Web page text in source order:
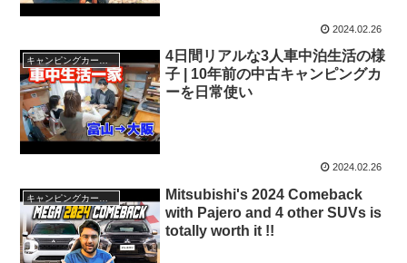
2024.02.26
4日間リアルな3人車中泊生活の様
子 | 10年前の中古キャンピングカ
ーを日常使い
2024.02.26
Mitsubishi's 2024 Comeback
with Pajero and 4 other SUVs is
totally worth it !!